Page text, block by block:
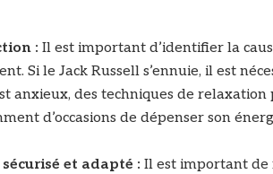
: Il est important d’identifier la
Si le Jack Russell s’ennuie, il est
anxieux, des techniques de
d’occasions de dépenser son
et adapté : Il est important de